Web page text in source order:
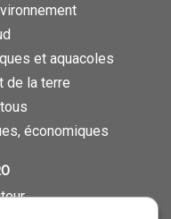
et aquacoles
de la terre
économiques